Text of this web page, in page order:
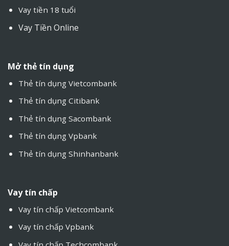
Vay tiền 18 tuổi
Vay Tiền Online
Mở thẻ tín dụng
Thẻ tín dụng Vietcombank
Thẻ tín dụng Citibank
Thẻ tín dụng Sacombank
Thẻ tín dụng Vpbank
Thẻ tín dụng Shinhanbank
Vay tín chấp
Vay tín chấp Vietcombank
Vay tín chấp Vpbank